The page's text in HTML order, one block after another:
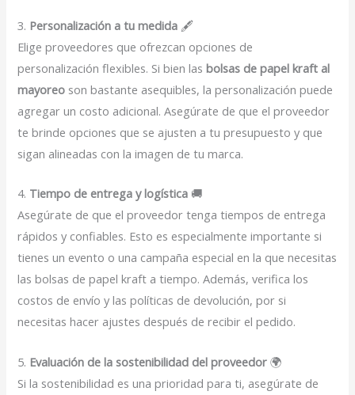
3. Personalización a tu medida 🖋️
Elige proveedores que ofrezcan opciones de
personalización flexibles. Si bien lasbolsas de papel kraft al
mayoreo son bastante asequibles, la personalización puede
agregar un costo adicional. Asegúrate de que el proveedor
te brinde opciones que se ajusten a tu presupuesto y que
sigan alineadas con la imagen de tu marca.
4. Tiempo de entrega y logística 🚚
Asegúrate de que el proveedor tenga tiempos de entrega
rápidos y confiables. Esto es especialmente importante si
tienes un evento o una campaña especial en la que necesitas
las bolsas de papel kraft a tiempo. Además, verifica los
costos de envío y las políticas de devolución, por si
necesitas hacer ajustes después de recibir el pedido.
5. Evaluación de la sostenibilidad del proveedor 🌍
Si la sostenibilidad es una prioridad para ti, asegúrate de